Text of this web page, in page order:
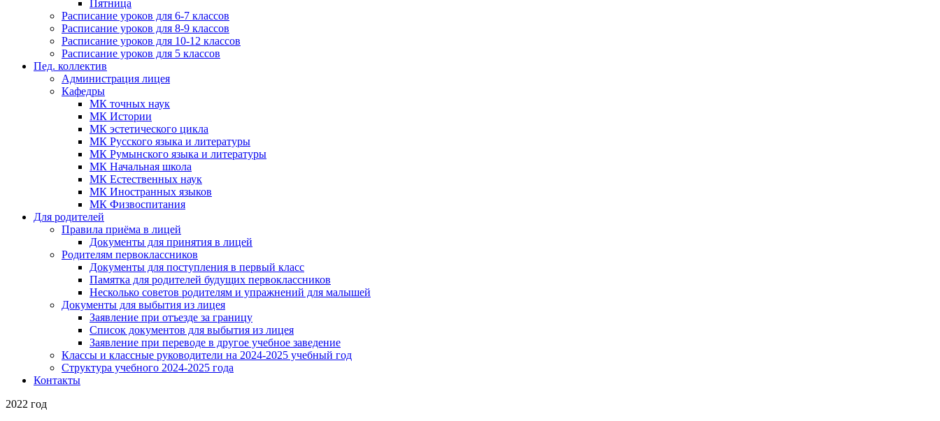
Пятница
Расписание уроков для 6-7 классов
Расписание уроков для 8-9 классов
Расписание уроков для 10-12 классов
Расписание уроков для 5 классов
Пед. коллектив
Администрация лицея
Кафедры
МК точных наук
МК Истории
МК эстетического цикла
МК Русского языка и литературы
МК Румынского языка и литературы
МК Начальная школа
МК Естественных наук
МК Иностранных языков
МК Физвоспитания
Для родителей
Правила приёма в лицей
Документы для принятия в лицей
Родителям первоклассников
Документы для поступления в первый класс
Памятка для родителей будущих первоклассников
Несколько советов родителям и упражнений для малышей
Документы для выбытия из лицея
Заявление при отъезде за границу
Список документов для выбытия из лицея
Заявление при переводе в другое учебное заведение
Классы и классные руководители на 2024-2025 учебный год
Структура учебного 2024-2025 года
Контакты
2022 год